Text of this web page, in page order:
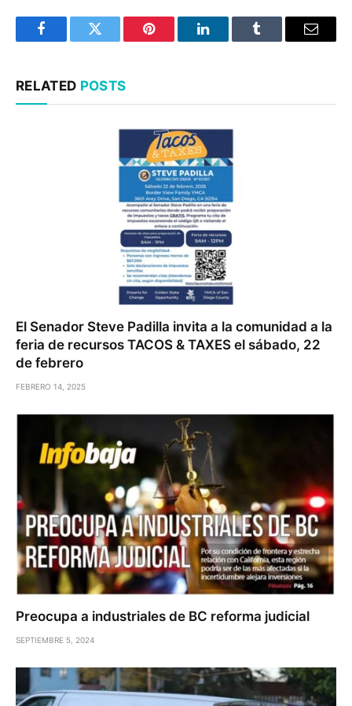
FacebookTwitter Pinterest LinkedInTumblr Email
RELATED POSTS
El Senador Steve Padilla invita a la comunidad a la
feria de recursos TACOS & TAXES el sábado, 22
de febrero
FEBRERO 14, 2025
Preocupa a industriales de BC reforma judicial
SEPTIEMBRE 5, 2024